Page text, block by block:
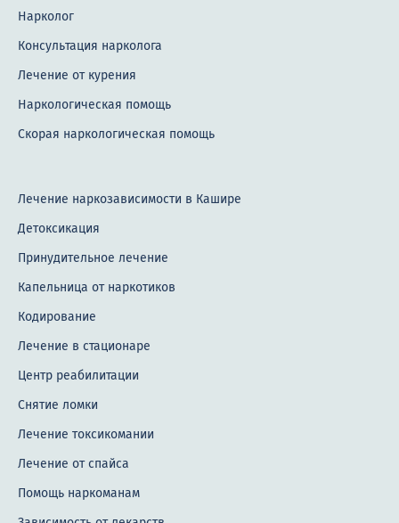
Нарколог
Консультация нарколога
Лечение от курения
Наркологическая помощь
Скорая наркологическая помощь
Лечение наркозависимости в Кашире
Детоксикация
Принудительное лечение
Капельница от наркотиков
Кодирование
Лечение в стационаре
Центр реабилитации
Снятие ломки
Лечение токсикомании
Лечение от спайса
Помощь наркоманам